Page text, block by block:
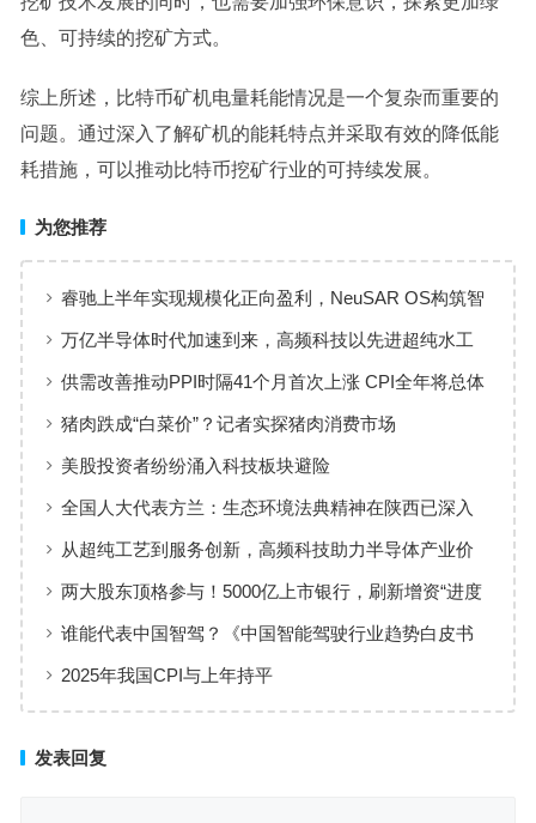
色、可持续的挖矿方式。
综上所述，比特币矿机电量耗能情况是一个复杂而重要的
问题。通过深入了解矿机的能耗特点并采取有效的降低能
耗措施，可以推动比特币挖矿行业的可持续发展。
为您推荐
睿驰上半年实现规模化正向盈利，NeuSAR OS构筑智
能汽车软件增长新引擎
万亿半导体时代加速到来，高频科技以先进超纯水工
艺赋能高端制造
供需改善推动PPI时隔41个月首次上涨 CPI全年将总体
保持温和上涨趋势
猪肉跌成“白菜价”？记者实探猪肉消费市场
美股投资者纷纷涌入科技板块避险
全国人大代表方兰：生态环境法典精神在陕西已深入
人心
从超纯工艺到服务创新，高频科技助力半导体产业价
值共创
两大股东顶格参与！5000亿上市银行，刷新增资“进度
条”
谁能代表中国智驾？《中国智能驾驶行业趋势白皮书
（2025）》点名华为、元戎、Momenta
2025年我国CPI与上年持平
发表回复